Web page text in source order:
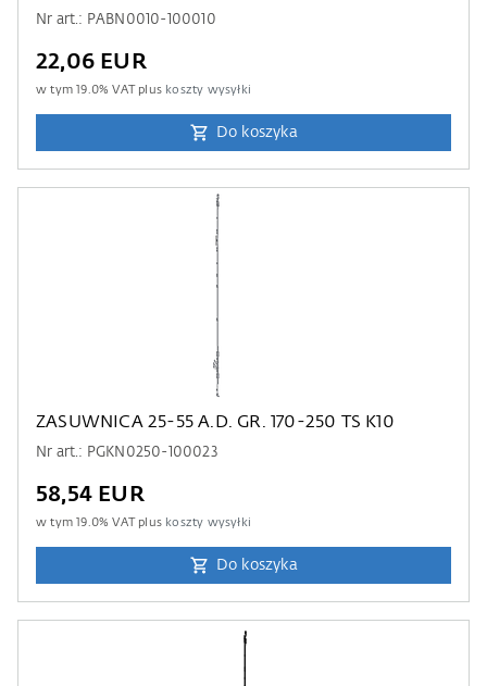
Nr art.: PABN0010-100010
22,06 EUR
w tym19.0% VAT plus koszty wysyłki
Do koszyka
ZASUWNICA 25-55 A.D. GR. 170-250 TS K10
Nr art.: PGKN0250-100023
58,54 EUR
w tym19.0% VAT plus koszty wysyłki
Do koszyka